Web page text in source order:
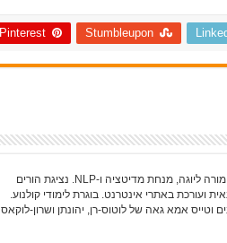
Stumbleupon
Pinterest
גלי כרמלי-שרים עוסקת בכתיבה מאז שלמדה אותיות מורה ליוגה, מנחת מדיטציה ו-NLP. נציגת הורים
ועורכת באתרי אינטרנט. בוגרת לימודי קולנוע.
וטייס אמא גאה של לוטוס-רן, יהונתן ושרון-לוקאס